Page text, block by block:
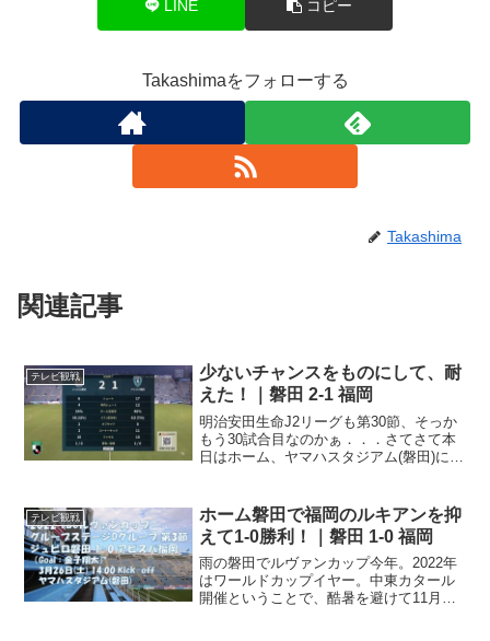
LINE コピー
Takashimaをフォローする
Takashima
関連記事
テレビ観戦
少ないチャンスをものにして、耐
えた！｜磐田 2-1 福岡
明治安田生命J2リーグも第30節、そっか
もう30試合目なのかぁ．．．さてさて本
日はホーム、ヤマハスタジアム(磐田)にア
い勢いの福岡、素直に怖いですよ。今日
のスタメンは...
テレビ観戦
ホーム磐田で福岡のルキアンを抑
えて1-0勝利！｜磐田 1-0 福岡
雨の磐田でルヴァンカップ今年。2022年
はワールドカップイヤー。中東カタール
開催ということで、酷暑を避けて11月下